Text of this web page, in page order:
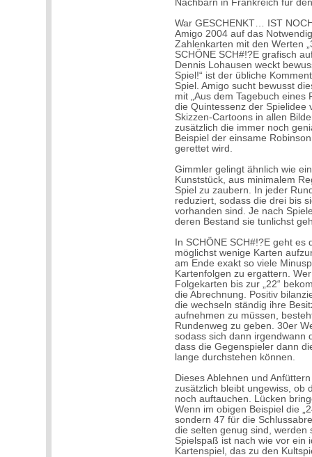
Nachbarn in Frankreich für den
War GESCHENKT… IST
Amigo 2004 auf das
Zahlenkarten mit den Werten
SCHÖNE SCH#!?E grafisch
Dennis Lohausen weckt
Spiel!“ ist der übliche
Spiel. Amigo sucht bewusst
mit „Aus dem Tagebuch eines
die Quintessenz der Spielidee
Skizzen-Cartoons in allen
zusätzlich die immer noch
Beispiel der einsame
gerettet wird.
Gimmler gelingt ähnlich wie
Kunststück, aus minimalem
Spiel zu zaubern. In jeder
reduziert, sodass die drei bis
vorhanden sind. Je nach
deren Bestand sie tunlichst
In SCHÖNE SCH#!?E geht
möglichst wenige Karten
am Ende exakt so viele
Kartenfolgen zu ergattern.
Folgekarten bis zur „22“
die Abrechnung. Positiv
die wechseln ständig ihre
aufnehmen zu müssen,
Rundenweg zu geben. 30er
sodass sich dann irgendwann
dass die Gegenspieler dann
lange durchstehen können.
Dieses Ablehnen und
zusätzlich bleibt ungewiss, ob
noch auftauchen. Lücken
Wenn im obigen Beispiel die
sondern 47 für die
die selten genug sind, werden
Spielspaß ist nach wie vor ein
Kartenspiel, das zu den